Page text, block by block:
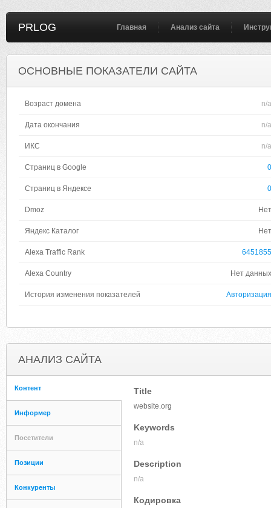
PRLOG Главная Анализ сайта
ОСНОВНЫЕ ПОКАЗАТЕЛИ САЙТА
Возраст домена n/a
Дата окончания n/a
ИКС n/a
Страниц в Google 0
Страниц в Яндексе 0
Dmoz Нет
Яндекс Каталог Нет
Alexa Traffic Rank 6451855
Alexa Country Нет данных
История изменения показателей Авторизация
АНАЛИЗ САЙТА
Контент
Информер
Посетители
Позиции
Конкуренты
Title
website.org
Keywords
n/a
Description
n/a
Кодировка